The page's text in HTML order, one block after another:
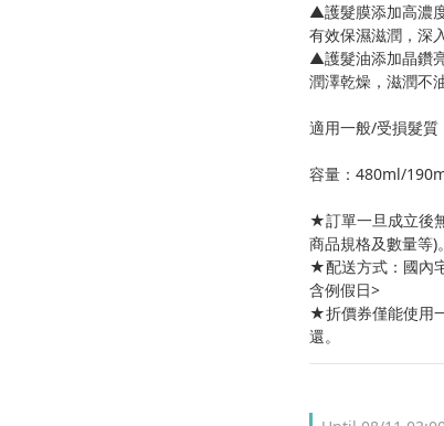
▲護髮膜添加高濃
有效保濕滋潤，深
▲護髮油添加晶鑽
潤澤乾燥，滋潤不
適用一般/受損髮質
容量：480ml/
★訂單一旦成立後
商品規格及數量等)。
★配送方式：國內
含例假日>
★折價券僅能使用
還。